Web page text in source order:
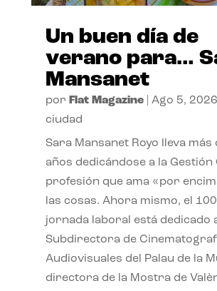
Un buen día de
verano para…
Mansanet
por Flat Magazine| Ago 5, 2026
ciudad
Sara Mansanet Royo lleva más
años dedicándose a la
profesión que ama «por
las cosas. Ahora mismo, el
jornada laboral está dedicado
Subdirectora de
Audiovisuales del Palau de la
directora de la Mostra de